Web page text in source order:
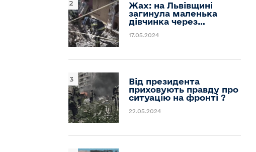
Жах: на Львівщині
загинула маленька
дівчинка через…
17.05.2024
Від президента
приховують правду про
ситуацію на фронті ?
22.05.2024